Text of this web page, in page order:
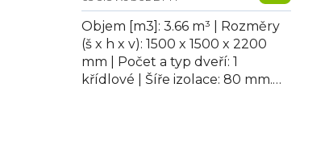
Objem [m3]: 3.66 m³ | Rozměry
(š x h x v): 1500 x 1500 x 2200
mm | Počet a typ dveří: 1
křídlové | Šíře izolace: 80 mm.